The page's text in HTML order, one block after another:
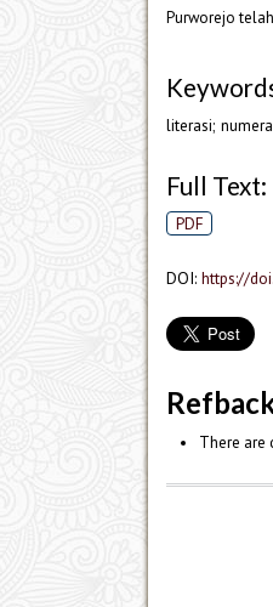
Purworejo
literasi;
Full Text:
PDF
DOI: https://
There are